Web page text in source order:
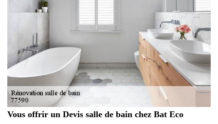
Vous offrir un Devis salle de bain chez Bat Eco